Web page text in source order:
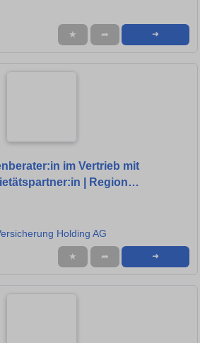
★ ➦ ➜
im Vertrieb mit
| Region
Holding AG
★ ➦ ➜